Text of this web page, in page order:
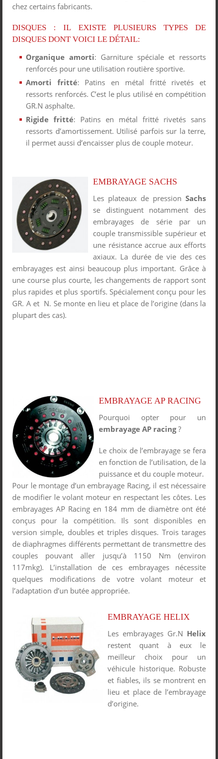
chez certains fabricants.
DISQUES : IL EXISTE PLUSIEURS TYPES DE
DISQUES DONT VOICI LE DÉTAIL:
Organique amorti: Garniture spéciale et ressorts
renforcés pour une utilisation routière sportive.
Amorti fritté: Patins en métal fritté rivetés et
ressorts renforcés. C’est le plus utilisé en compétition
GR.N asphalte.
Rigide fritté: Patins en métal fritté rivetés sans
ressorts d’amortissement. Utilisé parfois sur la terre,
il permet aussi d’encaisser plus de couple moteur.
EMBRAYAGE SACHS
Les plateaux de pression Sachs
se distinguent notamment des
embrayages de série par un
couple transmissible supérieur et
une résistance accrue aux efforts
axiaux. La durée de vie des ces
embrayages est ainsi beaucoup plus important. Grâce à
une course plus courte, les changements de rapport sont
plus rapides et plus sportifs. Spécialement conçu pour les
GR. A et N. Se monte en lieu et place de l’origine (dans la
plupart des cas).
EMBRAYAGE AP RACING
Pourquoi opter pour un
embrayage AP racing?
Le choix de l’embrayage se fera
en fonction de l’utilisation, de la
puissance et du couple moteur.
Pour le montage d’un embrayage Racing, il est nécessaire
de modifier le volant moteur en respectant les côtes. Les
embrayages AP Racing en 184 mm de diamètre ont été
conçus pour la compétition. Ils sont disponibles en
version simple, doubles et triples disques. Trois tarages
de diaphragmes différents permettant de transmettre des
couples pouvant aller jusqu’à 1150 Nm (environ
117mkg). L’installation de ces embrayages nécessite
quelques modifications de votre volant moteur et
l’adaptation d’un butée appropriée.
EMBRAYAGE HELIX
Les embrayages Gr.N Helix
restent quant à eux le
meilleur choix pour un
véhicule historique. Robuste
et fiables, ils se montrent en
lieu et place de l’embrayage
d’origine.